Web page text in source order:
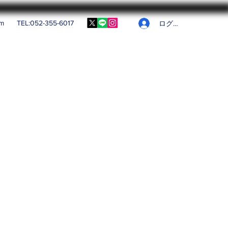
TEL:052-355-6017 ログイン